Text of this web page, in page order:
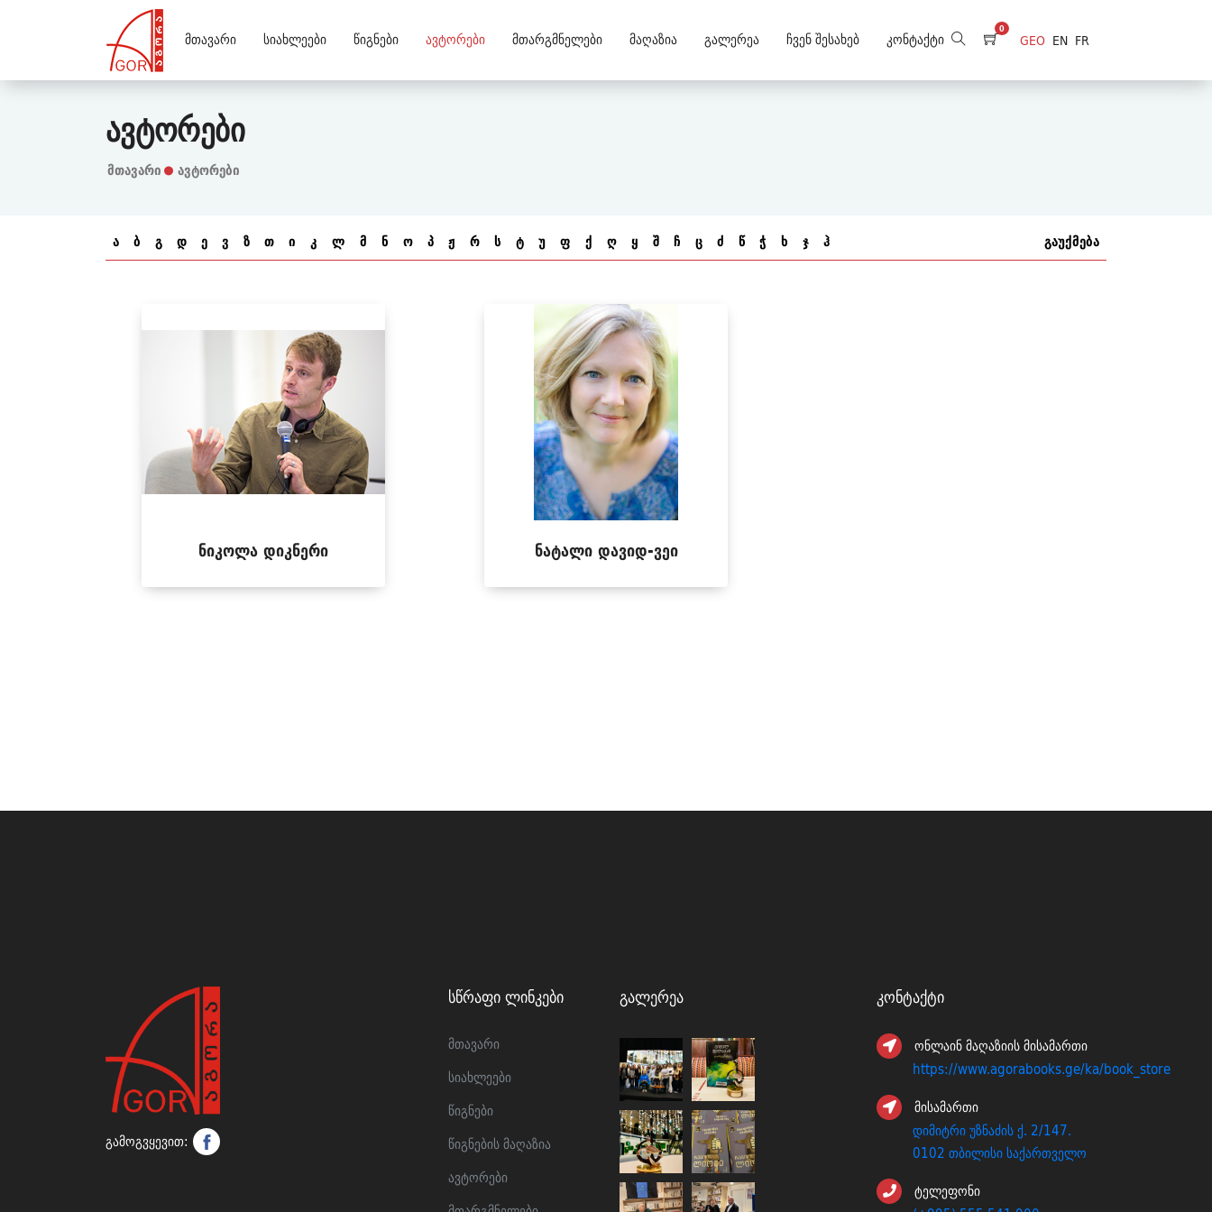
Მთავარი Სიახლეები Წიგნები Ავტორები Მთარგმნელები Მაღაზია Გალერეა Ჩვენ Შესახებ Კონტაქტი
0
GEO EN FR
Ავტორები
Მთავარი ავტორები
ა ბ გ დ ე ვ ზ თ ი კ ლ მ ნ ო პ ჟ რ ს ტ უ ფ ქ ღ ყ შ ჩ ც ძ წ ჭ ხ ჯ ჰ გაუქმება
ნიკოლა დიკნერი ნატალი დავიდ-ვეი
გამოგვყევით:
Სწრაფი Ლინკები
მთავარი
სიახლეები
წიგნები
წიგნების მაღაზია
ავტორები
Გალერეა Კონტაქტი
ონლაინ მაღაზიის მისამართი
https://www.agorabooks.ge/ka/book_store
მისამართი
დიმიტრი უზნაძის ქ. 2/147.
0102 თბილისი საქართველო
ტელეფონი